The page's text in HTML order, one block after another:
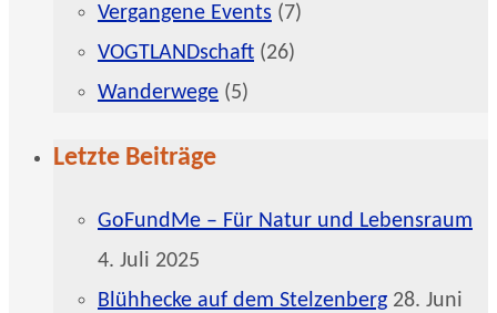
Vergangene Events (7)
VOGTLANDschaft (26)
Wanderwege (5)
Letzte Beiträge
GoFundMe – Für Natur und Lebensraum
4. Juli 2025
Blühhecke auf dem Stelzenberg 28. Juni